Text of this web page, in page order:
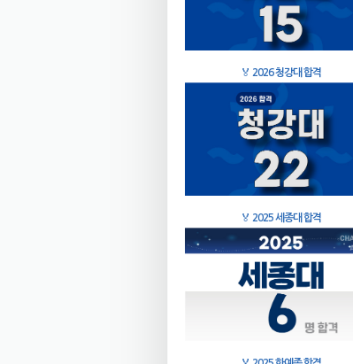
🏅 2026 청강대 합격
🏅 2025 세종대 합격